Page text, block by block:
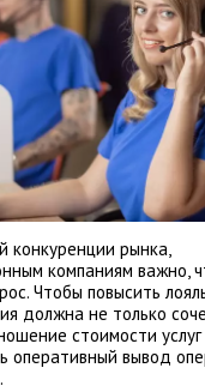
конкуренции рынка,
компаниям важно,
Чтобы повысить
должна не только
стоимости
оперативный вывод